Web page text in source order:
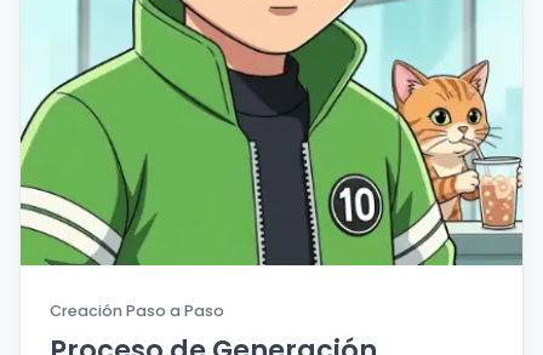
Creación Paso a Paso